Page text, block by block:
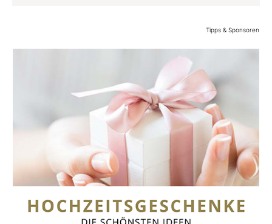
Tipps & Sponsoren